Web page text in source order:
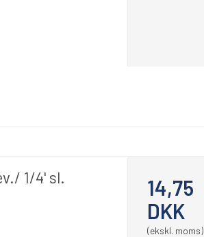
1/4' sl.
14,75
DKK
(ekskl. moms)